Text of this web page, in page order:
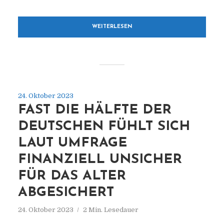
WEITERLESEN
24. Oktober 2023
FAST DIE HÄLFTE DER
DEUTSCHEN FÜHLT SICH
LAUT UMFRAGE
FINANZIELL UNSICHER
FÜR DAS ALTER
ABGESICHERT
24. Oktober 2023 2 Min. Lesedauer